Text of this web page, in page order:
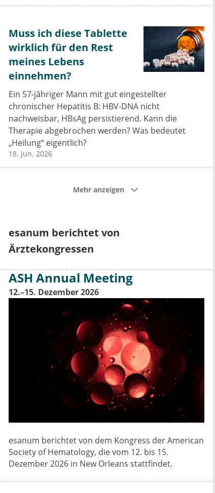
Muss ich diese Tablette
wirklich für den Rest
meines Lebens
einnehmen?
Ein 57-jähriger Mann mit gut eingestellter
chronischer Hepatitis B: HBV-DNA nicht
nachweisbar, HBsAg persistierend. Kann die
Therapie abgebrochen werden? Was bedeutet
„Heilung“ eigentlich?
18. Jun. 2026
Mehr anzeigen
esanum berichtet von
Ärztekongressen
ASH Annual Meeting
12.–15. Dezember 2026
esanum berichtet von dem Kongress der American
Society of Hematology, die vom 12. bis 15.
Dezember 2026 in New Orleans stattfindet.